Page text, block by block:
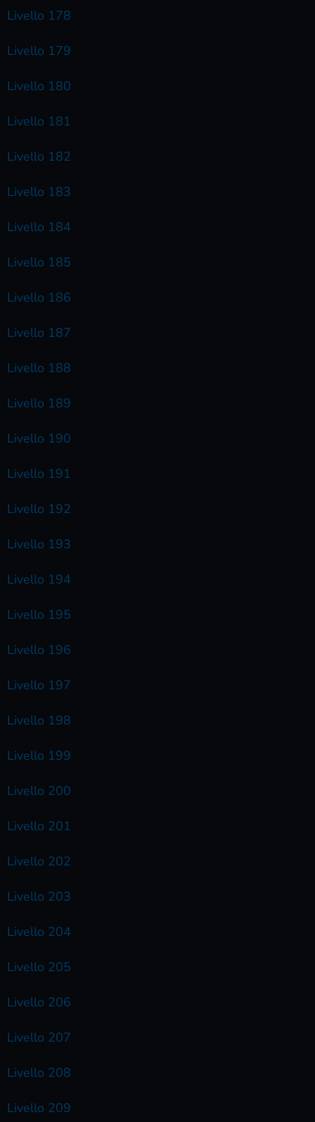
Livello 178
Livello 179
Livello 180
Livello 181
Livello 182
Livello 183
Livello 184
Livello 185
Livello 186
Livello 187
Livello 188
Livello 189
Livello 190
Livello 191
Livello 192
Livello 193
Livello 194
Livello 195
Livello 196
Livello 197
Livello 198
Livello 199
Livello 200
Livello 201
Livello 202
Livello 203
Livello 204
Livello 205
Livello 206
Livello 207
Livello 208
Livello 209